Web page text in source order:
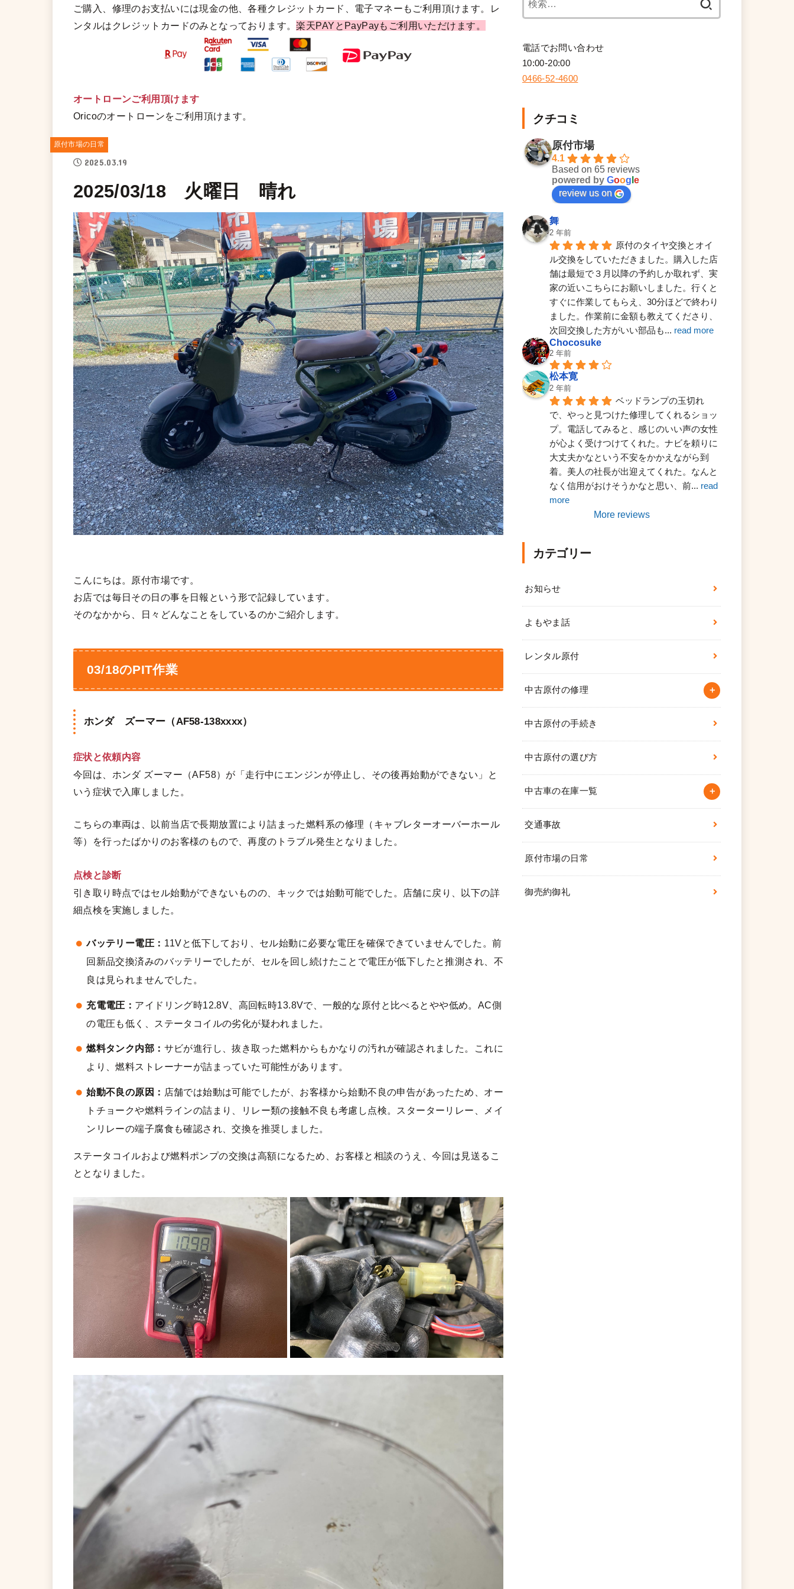
ご購入、修理のお支払いには現金の他、各種クレジットカード、電子マネーもご利用頂けます。レ
ンタルはクレジットカードのみとなっております。楽天PAYとPayPayもご利用いただけます。
オートローンご利用頂けます
Oricoのオートローンをご利用頂けます。
原付市場の日常
2025.03.19
2025/03/18 火曜日 晴れ
こんにちは。原付市場です。
お店では毎日その日の事を日報という形で記録しています。
そのなかから、日々どんなことをしているのかご紹介します。
03/18のPIT作業
ホンダ ズーマー（AF58-138xxxx）
症状と依頼内容
今回は、ホンダ ズーマー（AF58）が「走行中にエンジンが停止し、その後再始動ができない」と
いう症状で入庫しました。
こちらの車両は、以前当店で長期放置により詰まった燃料系の修理（キャブレターオーバーホール
等）を行ったばかりのお客様のもので、再度のトラブル発生となりました。
点検と診断
引き取り時点ではセル始動ができないものの、キックでは始動可能でした。店舗に戻り、以下の詳
細点検を実施しました。
バッテリー電圧： 11Vと低下しており、セル始動に必要な電圧を確保できていませんでした。前
回新品交換済みのバッテリーでしたが、セルを回し続けたことで電圧が低下したと推測され、不
良は見られませんでした。
充電電圧： アイドリング時12.8V、高回転時13.8Vで、一般的な原付と比べるとやや低め。AC側
の電圧も低く、ステータコイルの劣化が疑われました。
燃料タンク内部： サビが進行し、抜き取った燃料からもかなりの汚れが確認されました。これに
より、燃料ストレーナーが詰まっていた可能性があります。
始動不良の原因： 店舗では始動は可能でしたが、お客様から始動不良の申告があったため、オー
トチョークや燃料ラインの詰まり、リレー類の接触不良も考慮し点検。スターターリレー、メイ
ンリレーの端子腐食も確認され、交換を推奨しました。
ステータコイルおよび燃料ポンプの交換は高額になるため、お客様と相談のうえ、今回は見送るこ
ととなりました。
電話でお問い合わせ
10:00-20:00
0466-52-4600
クチコミ
原付市場
4.1
Based on 65 reviews
powered by Goog e
review us on
舞
2 年前
原付のタイヤ交換とオイ
ル交換をしていただきました。購入した店
舗は最短で３月以降の予約しか取れず、実
家の近いこちらにお願いしました。行くと
すぐに作業してもらえ、30分ほどで終わり
ました。作業前に金額も教えてくださり、
次回交換した方がいい部品も... read more
Chocosuke
2 年前
松本寛
2 年前
ベッドランプの玉切れ
で、やっと見つけた修理してくれるショッ
プ。電話してみると、感じのいい声の女性
が心よく受けつけてくれた。ナビを頼りに
大丈夫かなという不安をかかえながら到
着。美人の社長が出迎えてくれた。なんと
なく信用がおけそうかなと思い、前... read
more
More reviews
カテゴリー
お知らせ
よもやま話
レンタル原付
中古原付の修理
中古原付の手続き
中古原付の選び方
中古車の在庫一覧
交通事故
原付市場の日常
御売約御礼